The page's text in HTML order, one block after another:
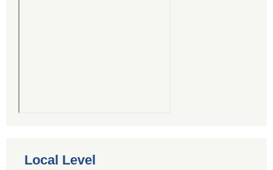
Local Level